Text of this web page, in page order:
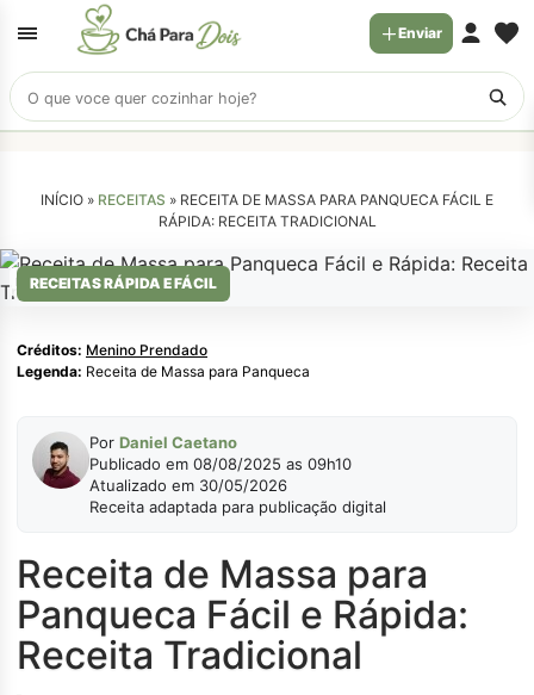
Buscar
receitas
Enviar
INÍCIO » RECEITAS » RECEITA DE MASSA PARA PANQUECA FÁCIL E
RÁPIDA: RECEITA TRADICIONAL
RECEITAS RÁPIDA E FÁCIL
Menino Prendado
Créditos: Menino Prendado
Legenda: Receita de Massa para Panqueca
Por Daniel Caetano
Publicado em 08/08/2025 as 09h10
Atualizado em 30/05/2026
Receita adaptada para publicação digital
Receita de Massa para
Panqueca Fácil e Rápida:
Receita Tradicional